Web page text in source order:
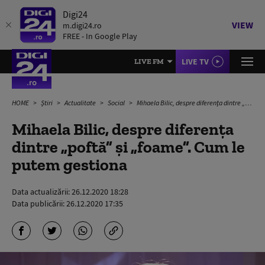
Digi24
m.digi24.ro
FREE - In Google Play
VIEW
LIVE FM LIVE TV
HOME Știri Actualitate Social Mihaela Bilic, despre diferența dintre „poftă” și „foame”. Cum le putem gestiona
Mihaela Bilic, despre diferența
dintre „poftă” și „foame”. Cum le
putem gestiona
Data actualizării:26.12.2020 18:28
Data publicării:26.12.2020 17:35